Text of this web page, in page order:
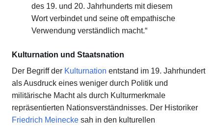
des 19. und 20. Jahrhunderts mit diesem
Wort verbindet und seine oft empathische
Verwendung verständlich macht.“
Kulturnation und Staatsnation
Der Begriff der Kulturnation entstand im 19. Jahrhundert
als Ausdruck eines weniger durch Politik und
militärische Macht als durch Kulturmerkmale
repräsentierten Nationsverständnisses. Der Historiker
Friedrich Meinecke sah in den kulturellen